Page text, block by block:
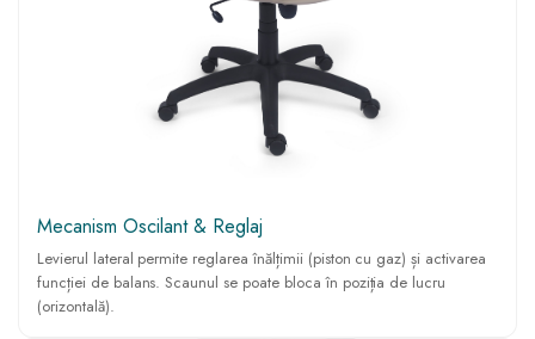
Mecanism Oscilant & Reglaj
Levierul lateral permite reglarea înălțimii (piston cu gaz) și activarea
funcției de balans. Scaunul se poate bloca în poziția de lucru
(orizontală).